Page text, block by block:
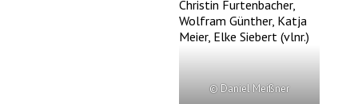
© Daniel Meißner